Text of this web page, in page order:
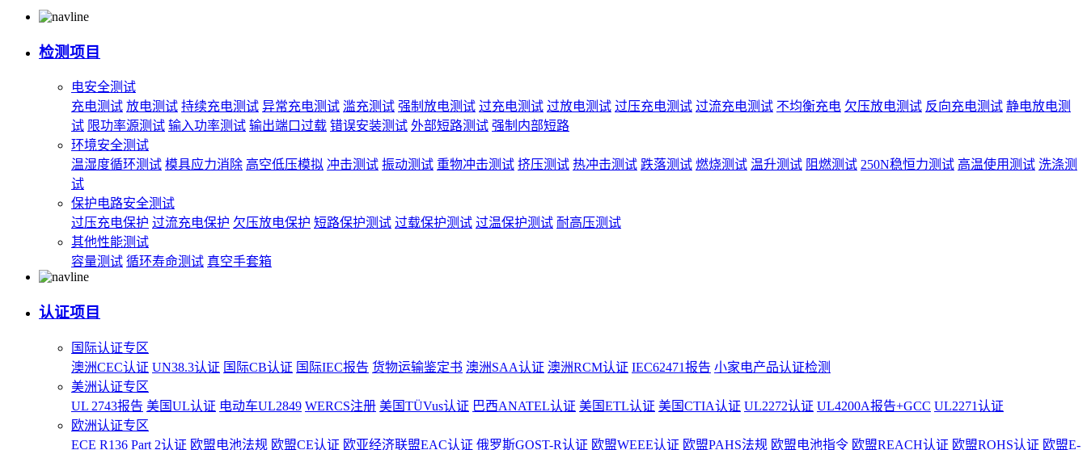
检测项目
电安全测试
充电测试 放电测试 持续充电测试 异常充电测试 滥充测试 强制放电测试 过充电测试 过放电测试 过压充电测试 过流充电测试 不均衡充电 欠压放电测试 反向充电测试 静电放电测
试 限功率源测试 输入功率测试 输出端口过载 错误安装测试 外部短路测试 强制内部短路
环境安全测试
温湿度循环测试 模具应力消除 高空低压模拟 冲击测试 振动测试 重物冲击测试 挤压测试 热冲击测试 跌落测试 燃烧测试 温升测试 阻燃测试 250N稳恒力测试 高温使用测试 洗涤测
试
保护电路安全测试
过压充电保护 过流充电保护 欠压放电保护 短路保护测试 过载保护测试 过温保护测试 耐高压测试
其他性能测试
容量测试 循环寿命测试 真空手套箱
认证项目
国际认证专区
澳洲CEC认证 UN38.3认证 国际CB认证 国际IEC报告 货物运输鉴定书 澳洲SAA认证 澳洲RCM认证 IEC62471报告 小家电产品认证检测
美洲认证专区
UL 2743报告 美国UL认证 电动车UL2849 WERCS注册 美国TÜVus认证 巴西ANATEL认证 美国ETL认证 美国CTIA认证 UL2272认证 UL4200A报告+GCC UL2271认证
欧洲认证专区
ECE R136 Part 2认证 欧盟电池法规 欧盟CE认证 欧亚经济联盟EAC认证 俄罗斯GOST-R认证 欧盟WEEE认证 欧盟PAHS法规 欧盟电池指令 欧盟REACH认证 欧盟ROHS认证 欧盟E-